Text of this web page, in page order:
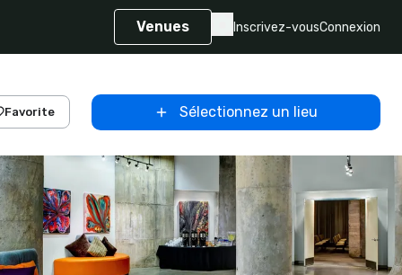
Venues Inscrivez-vousConnexion
Favorite Sélectionnez un lieu